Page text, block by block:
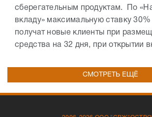
сберегательным продуктам. По
вкладу» максимальную ставку
получат новые клиенты при
средства на 32 дня, при открытии
СМОТРЕТЬ ЕЩЁ